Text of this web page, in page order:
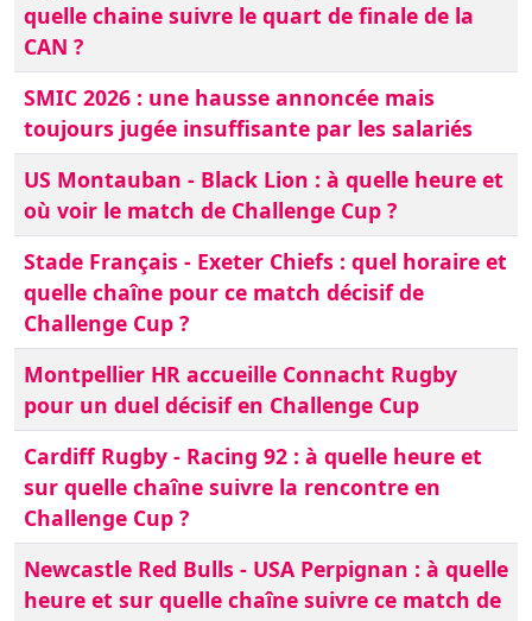
quelle chaine suivre le quart de finale de la
CAN ?
SMIC 2026 : une hausse annoncée mais
toujours jugée insuffisante par les salariés
US Montauban - Black Lion : à quelle heure et
où voir le match de Challenge Cup ?
Stade Français - Exeter Chiefs : quel horaire et
quelle chaîne pour ce match décisif de
Challenge Cup ?
Montpellier HR accueille Connacht Rugby
pour un duel décisif en Challenge Cup
Cardiff Rugby - Racing 92 : à quelle heure et
sur quelle chaîne suivre la rencontre en
Challenge Cup ?
Newcastle Red Bulls - USA Perpignan : à quelle
heure et sur quelle chaîne suivre ce match de